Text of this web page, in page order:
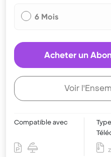
6 Mois
Acheter un
Voir
Compatible avec